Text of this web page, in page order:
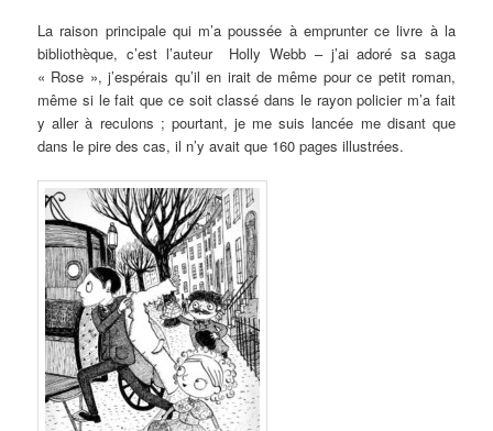
La raison principale qui m’a poussée à emprunter ce livre à la
bibliothèque, c’est l’auteur Holly Webb – j’ai adoré sa saga
« Rose », j’espérais qu’il en irait de même pour ce petit roman,
même si le fait que ce soit classé dans le rayon policier m’a fait
y aller à reculons ; pourtant, je me suis lancée me disant que
dans le pire des cas, il n’y avait que 160 pages illustrées.